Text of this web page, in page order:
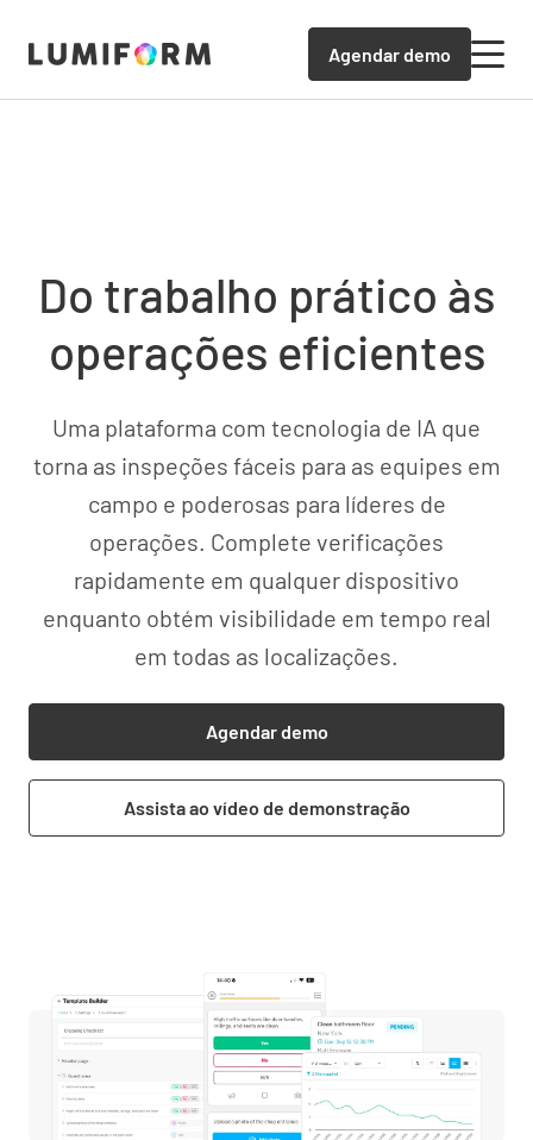
Agendar demo
Do trabalho prático às
operações eficientes
Uma plataforma com tecnologia de IA que
torna as inspeções fáceis para as equipes em
campo e poderosas para líderes de
operações. Complete verificações
rapidamente em qualquer dispositivo
enquanto obtém visibilidade em tempo real
em todas as localizações.
Agendar demo
Assista ao vídeo de demonstração